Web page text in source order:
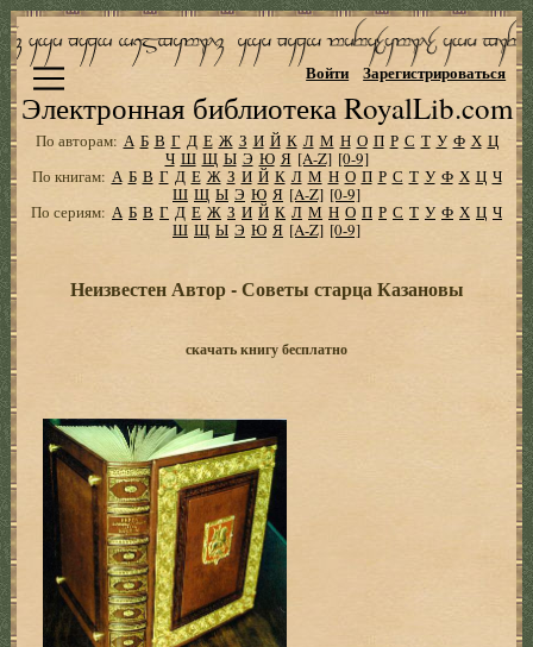
Электронная библиотека RoyalLib.com
Войти Зарегистрироваться
По авторам: А Б В Г Д Е Ж З И Й К Л М Н О П Р С Т У Ф Х Ц
Ч Ш Щ Ы Э Ю Я [A-Z] [0-9]
По книгам: А Б В Г Д Е Ж З И Й К Л М Н О П Р С Т У Ф Х Ц Ч
Ш Щ Ы Э Ю Я [A-Z] [0-9]
По сериям: А Б В Г Д Е Ж З И Й К Л М Н О П Р С Т У Ф Х Ц Ч
Ш Щ Ы Э Ю Я [A-Z] [0-9]
Неизвестен Автор - Советы старца Казановы
скачать книгу бесплатно